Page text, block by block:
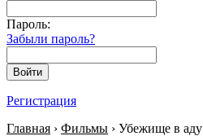
Пароль:
Забыли пароль?
Войти
Регистрация
Главная › Фильмы › Убежище в аду